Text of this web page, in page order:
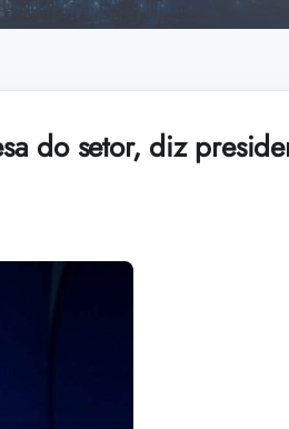
do setor, diz